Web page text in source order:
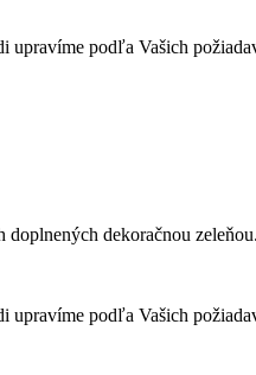
upravíme podľa Vašich
dekoračnou
upravíme podľa Vašich